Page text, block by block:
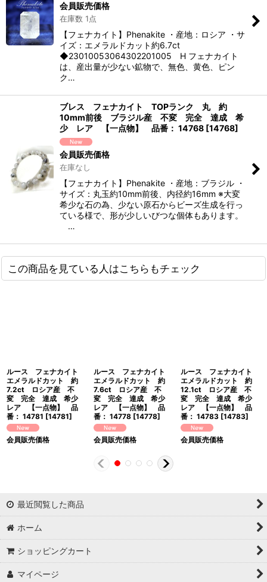
会員販売価格
在庫数 1点
【フェナカイト】Phenakite ・産地：ロシア ・サ
イズ：エメラルドカット約6.7ct
◆23010053064302201005 H フェナカイト
は、産出量が少ない鉱物で、無色、黄色、ピン
ク…
ブレス フェナカイト TOPランク 丸 約
10mm前後 ブラジル産 不変 完全 達成 希
少 レア 【一点物】 品番： 14768 [14768]
会員販売価格
在庫なし
【フェナカイト】Phenakite ・産地：ブラジル ・
サイズ：丸玉約10mm前後、内径約16mm ※大変
希少な石の為、少ない原石からビーズ生成を行っ
ている様で、形が少しいびつな個体もあります。
…
この商品を見ている人はこちらもチェック
ルース フェナカイト
エメラルドカット 約
7.2ct ロシア産 不
変 完全 達成 希少
レア 【一点物】 品
番： 14781 [14781]
会員販売価格
ルース フェナカイト
エメラルドカット 約
7.6ct ロシア産 不
変 完全 達成 希少
レア 【一点物】 品
番： 14778 [14778]
会員販売価格
ルース フェナカイト
エメラルドカット 約
12.1ct ロシア産 不
変 完全 達成 希少
レア 【一点物】 品
番： 14783 [14783]
会員販売価格
最近閲覧した商品
ホーム
ショッピングカート
マイページ